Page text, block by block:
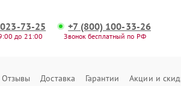
73-25
до 21:00
+7 (800) 100-33-26
Звонок бесплатный по РФ
Отзывы Доставка Гарантии Акции и